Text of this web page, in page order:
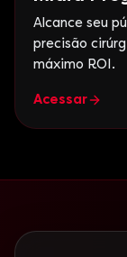
Alcance seu
precisão
máximo ROI.
Acessar